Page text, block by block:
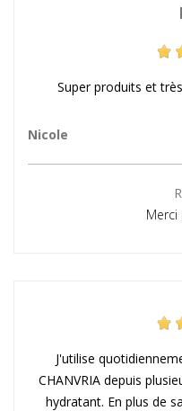
Super produits et
Nicole
Merci
J'utilise
CHANVRIA depuis
hydratant. En plus de